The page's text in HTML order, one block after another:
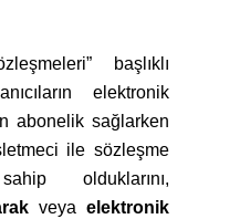
başlıklı
elektronik
abonelik sağlarken
ile sözleşme
olduklarını,
veya elektronik